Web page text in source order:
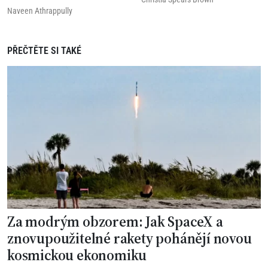
Naveen Athrappully
PŘEČTĚTE SI TAKÉ
Za modrým obzorem: Jak SpaceX a
znovupoužitelné rakety pohánějí novou
kosmickou ekonomiku